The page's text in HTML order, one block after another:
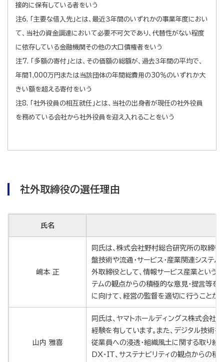
接的に保有している者をいう
注6. 「主要な借入先」とは、最近３年間のいずれかの事業年度におい
て、当社の資金調達において必要不可欠であり、代替性がない程度
に依存している金融機関その他の大口債権者をいう
注7. 「多額の寄付」とは、その価額の総額が、過去３年間の平均で、
年間1,000万円または当該団体の年間総費用の30％のいずれか大
きい額を超える寄付をいう
注8. 「社外役員の相互就任」とは、当社の出身者が現任の社外役員
を務めている会社から社外役員を迎え入れることをいう
社外取締役の選任理由
氏名
嶋本 正
同氏は、株式会社野村総合研究所の取締役
盤技術や流通・サービス・産業関連システ
外取締役として、情報サービス産業という
テムの観点からの積極的な意見・提言等
に向けて、経営の監督を適切に行うことが
山内 雅喜
同氏は、ヤマトホールディングス株式会社
経験を有しています。また、デジタル技術
従業員への浸透・組織風土に関する取り組
DX・IT、サステナビリティの観点からの